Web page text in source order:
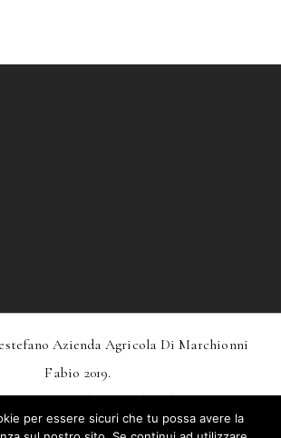
Azienda Agricola Di Marchionni
Fabio 2019.
AndWebtoo.it
– Condizioni Generali Di Vendita
per essere sicuri che tu possa avere la